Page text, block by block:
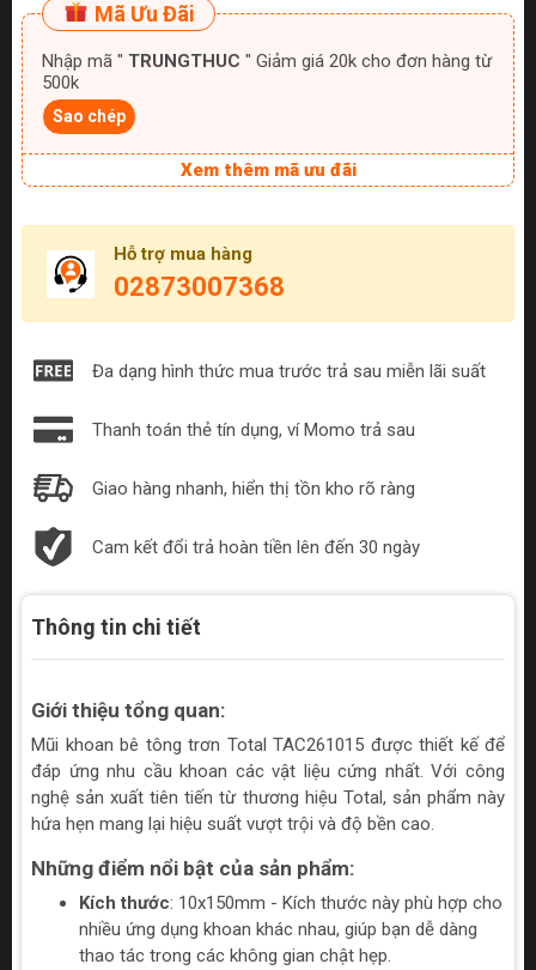
Mã Ưu Đãi
Nhập mã " TRUNGTHUC " Giảm giá 20k cho đơn hàng từ
500k
Sao chép
Xem thêm mã ưu đãi
Hỗ trợ mua hàng
02873007368
Đa dạng hình thức mua trước trả sau miễn lãi suất
Thanh toán thẻ tín dụng, ví Momo trả sau
Giao hàng nhanh, hiển thị tồn kho rõ ràng
Cam kết đổi trả hoàn tiền lên đến 30 ngày
Thông tin chi tiết
Giới thiệu tổng quan:
Mũi khoan bê tông trơn Total TAC261015 được thiết kế để
đáp ứng nhu cầu khoan các vật liệu cứng nhất. Với công
nghệ sản xuất tiên tiến từ thương hiệu Total, sản phẩm này
hứa hẹn mang lại hiệu suất vượt trội và độ bền cao.
Những điểm nổi bật của sản phẩm:
Kích thước: 10x150mm - Kích thước này phù hợp cho
nhiều ứng dụng khoan khác nhau, giúp bạn dễ dàng
thao tác trong các không gian chật hẹp.